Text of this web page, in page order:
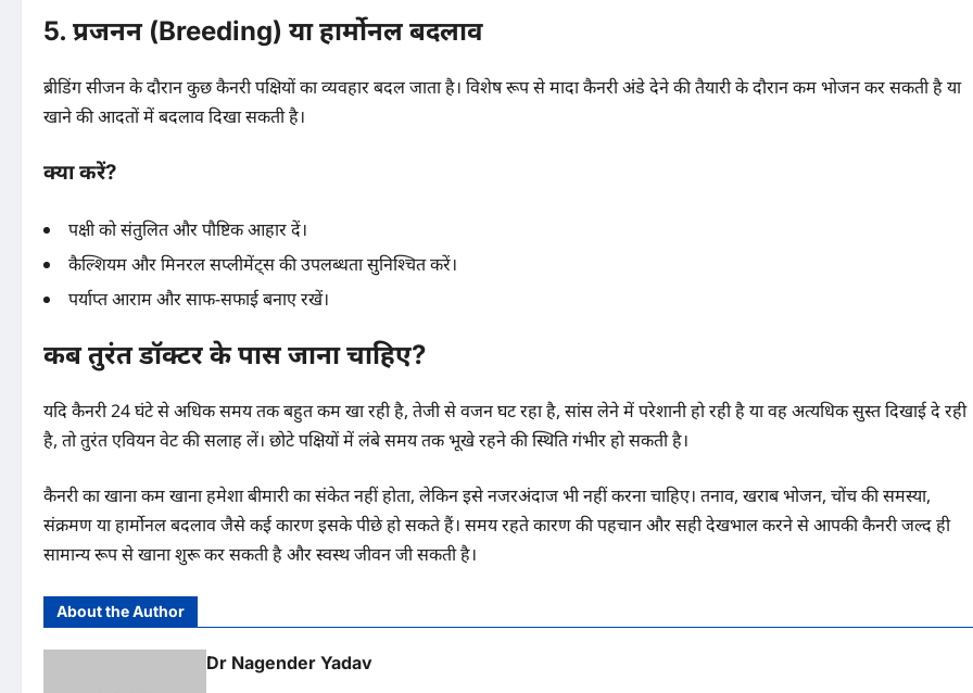
5. प्रजनन (Breeding) या हार्मोनल बदलाव
ब्रीडिंग सीजन के दौरान कुछ कैनरी पक्षियों का व्यवहार बदल जाता है। विशेष रूप से मादा कैनरी अंडे देने की तैयारी के दौरान कम भोजन कर सकती है या
खाने की आदतों में बदलाव दिखा सकती है।
क्या करें?
पक्षी को संतुलित और पौष्टिक आहार दें।
कैल्शियम और मिनरल सप्लीमेंट्स की उपलब्धता सुनिश्चित करें।
पर्याप्त आराम और साफ-सफाई बनाए रखें।
कब तुरंत डॉक्टर के पास जाना चाहिए?
यदि कैनरी 24 घंटे से अधिक समय तक बहुत कम खा रही है, तेजी से वजन घट रहा है, सांस लेने में परेशानी हो रही है या वह अत्यधिक सुस्त दिखाई दे रही
है, तो तुरंत एवियन वेट की सलाह लें। छोटे पक्षियों में लंबे समय तक भूखे रहने की स्थिति गंभीर हो सकती है।
कैनरी का खाना कम खाना हमेशा बीमारी का संकेत नहीं होता, लेकिन इसे नजरअंदाज भी नहीं करना चाहिए। तनाव, खराब भोजन, चोंच की समस्या,
संक्रमण या हार्मोनल बदलाव जैसे कई कारण इसके पीछे हो सकते हैं। समय रहते कारण की पहचान और सही देखभाल करने से आपकी कैनरी जल्द ही
सामान्य रूप से खाना शुरू कर सकती है और स्वस्थ जीवन जी सकती है।
About the Author
Dr Nagender Yadav